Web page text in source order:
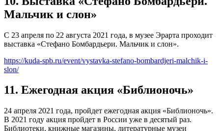
Мальчик и слон»
С 23 апреля по 22 августа 2021 года, в музее Эрарта проходит
выставка «Стефано Бомбардьери. Мальчик и слон».
https://kuda-spb.ru/event/vystavka-stefano-bombardjeri-malchik-i-
slon/
11. Ежегодная акция «Библионочь»
24 апреля 2021 года, пройдет ежегодная акция «Библионочь».
В 2021 году акция пройдет в России уже в десятый раз.
Библиотеки, книжные магазины, литературные музеи